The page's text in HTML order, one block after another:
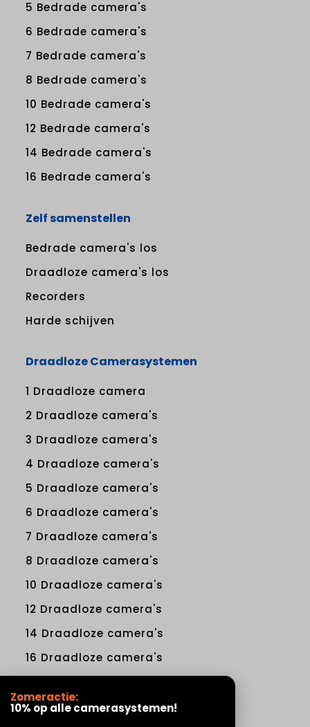
5 Bedrade camera's
6 Bedrade camera's
7 Bedrade camera's
8 Bedrade camera's
10 Bedrade camera's
12 Bedrade camera's
14 Bedrade camera's
16 Bedrade camera's
Zelf samenstellen
Bedrade camera's los
Draadloze camera's los
Recorders
Harde schijven
Draadloze Camerasystemen
1 Draadloze camera
2 Draadloze camera's
3 Draadloze camera's
4 Draadloze camera's
5 Draadloze camera's
6 Draadloze camera's
7 Draadloze camera's
8 Draadloze camera's
10 Draadloze camera's
12 Draadloze camera's
14 Draadloze camera's
16 Draadloze camera's
Accessoires
Zomeractie:
10% op alle camerasystemen!